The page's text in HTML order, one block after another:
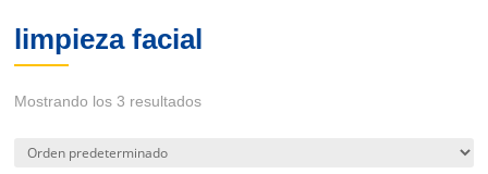
limpieza facial
Mostrando los 3 resultados